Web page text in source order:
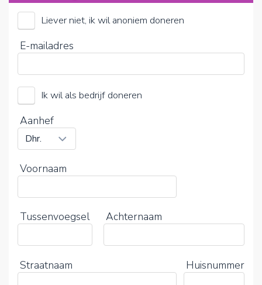
Medisch Comite Nederland Vietnam (Stichting)
Kies je vrijwillige bijdrage
0%
Liever niet, ik wil anoniem doneren
E-mailadres
Ik wil als bedrijf doneren
Aanhef
Voornaam
Tussenvoegsel Achternaam
Straatnaam Huisnummer